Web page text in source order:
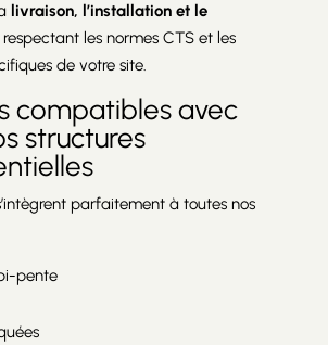
livraison, l’installation et le
respectant les normes CTS et les
de votre site.
compatibles avec
structures
parfaitement à toutes nos
pente